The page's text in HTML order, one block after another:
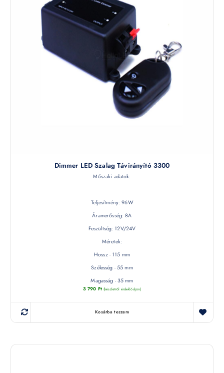
Dimmer LED Szalag Távirányító 3300
Műszaki adatok:
Teljesítmény: 96W
Áramerősség: 8A
Feszültség: 12V/24V
Méretek:
Hossz - 115 mm
Szélesség - 55 mm
Magasság - 35 mm
3 790 Ft (készletről érdeklődjön)
Kosárba teszem